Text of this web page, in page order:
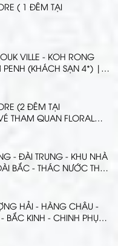
( 1 ĐÊM TẠI
VILLE - KOH RONG
(KHÁCH SẠN 4*) |
(2 ĐÊM TẠI
THAM QUAN FLORAL
- ĐÀI TRUNG - KHU NHÀ
BẮC - THÁC NƯỚC THẬP
HẢI - HÀNG CHÂU -
BẮC KINH - CHINH PHỤC